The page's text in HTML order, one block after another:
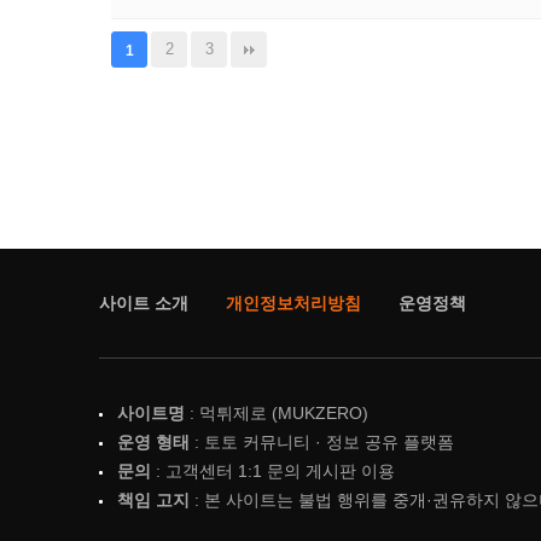
1 2 3
사이트 소개 개인정보처리방침 운영정책
사이트명 : 먹튀제로 (MUKZERO)
운영 형태 : 토토 커뮤니티 · 정보 공유 플랫폼
문의 : 고객센터 1:1 문의 게시판 이용
책임 고지 : 본 사이트는 불법 행위를 중개·권유하지 않